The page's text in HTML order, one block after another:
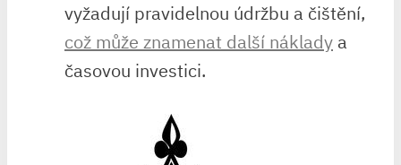
vyžadují pravidelnou údržbu a čištění,
což může znamenat další náklady a
časovou investici.